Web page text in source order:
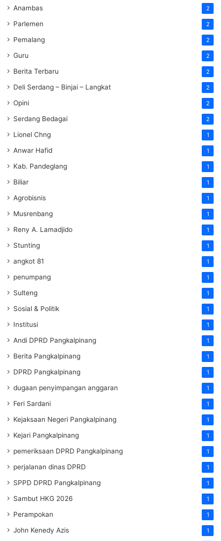
Anambas 2
Parlemen 2
Pemalang 2
Guru 2
Berita Terbaru 2
Deli Serdang – Binjai – Langkat 2
Opini 2
Serdang Bedagai 2
Lionel Chng 1
Anwar Hafid 1
Kab. Pandeglang 1
Biliar 1
Agrobisnis 1
Musrenbang 1
Reny A. Lamadjido 1
Stunting 1
angkot 81 1
penumpang 1
Sulteng 1
Sosial & Politik 1
Institusi 1
Andi DPRD Pangkalpinang 1
Berita Pangkalpinang 1
DPRD Pangkalpinang 1
dugaan penyimpangan anggaran 1
Feri Sardani 1
Kejaksaan Negeri Pangkalpinang 1
Kejari Pangkalpinang 1
pemeriksaan DPRD Pangkalpinang 1
perjalanan dinas DPRD 1
SPPD DPRD Pangkalpinang 1
Sambut HKG 2026 1
Perampokan 1
John Kenedy Azis 1